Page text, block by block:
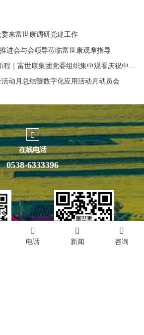
粗良健玉米山药挂面
2026-07-14
观盛会悟初心 担使命启新程｜富世康集团党委组织集中观看庆祝中国共产党成立105周年大会直播 2026-07-01
来富世康调研党建工作
进会与会领导莅临富世康观摩指导
电话 新闻 咨询